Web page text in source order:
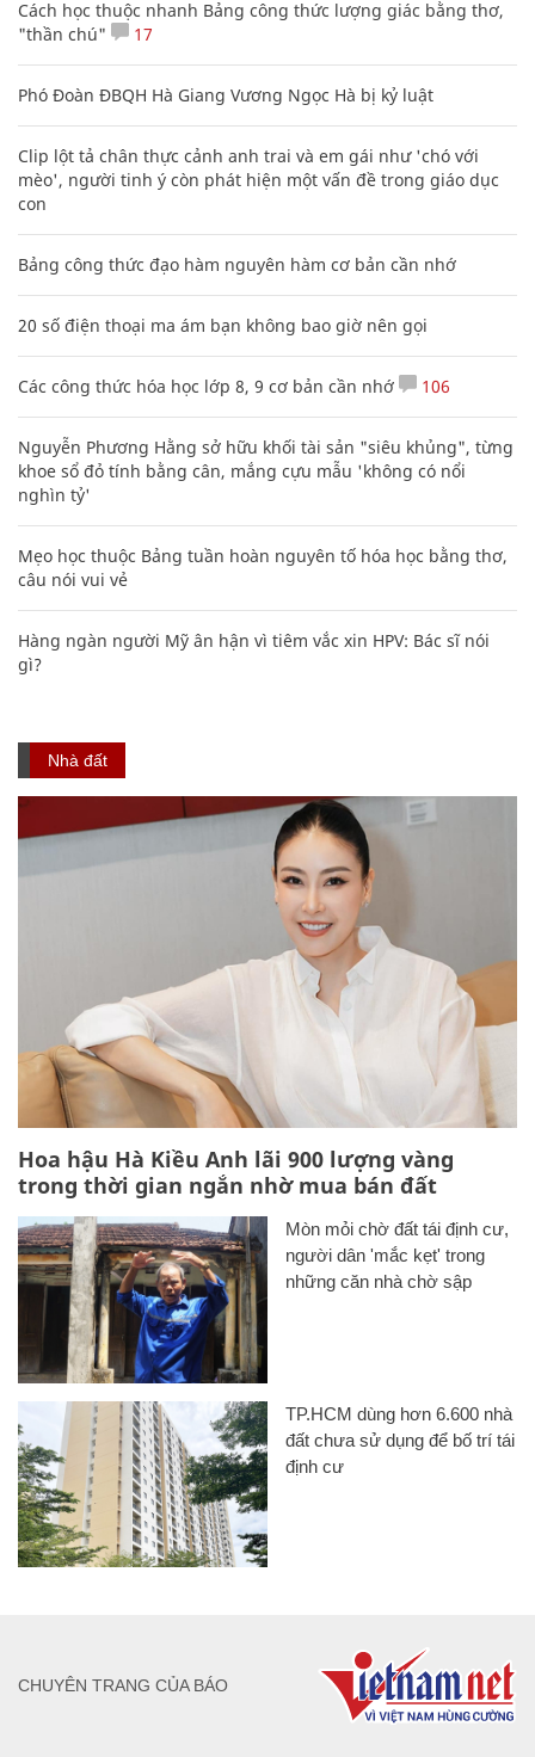
Cách học thuộc nhanh Bảng công thức lượng giác bằng thơ,
"thần chú"
17
Phó Đoàn ĐBQH Hà Giang Vương Ngọc Hà bị kỷ luật
Clip lột tả chân thực cảnh anh trai và em gái như 'chó với
mèo', người tinh ý còn phát hiện một vấn đề trong giáo dục
con
Bảng công thức đạo hàm nguyên hàm cơ bản cần nhớ
20 số điện thoại ma ám bạn không bao giờ nên gọi
Các công thức hóa học lớp 8, 9 cơ bản cần nhớ 106
Nguyễn Phương Hằng sở hữu khối tài sản "siêu khủng", từng
khoe sổ đỏ tính bằng cân, mắng cựu mẫu 'không có nổi
nghìn tỷ'
Mẹo học thuộc Bảng tuần hoàn nguyên tố hóa học bằng thơ,
câu nói vui vẻ
Hàng ngàn người Mỹ ân hận vì tiêm vắc xin HPV: Bác sĩ nói
gì?
Nhà đất
Hoa hậu Hà Kiều Anh lãi 900 lượng vàng
trong thời gian ngắn nhờ mua bán đất
Mòn mỏi chờ đất tái định cư,
người dân 'mắc kẹt' trong
những căn nhà chờ sập
TP.HCM dùng hơn 6.600 nhà
đất chưa sử dụng để bố trí tái
định cư
CHUYÊN TRANG CỦA BÁO